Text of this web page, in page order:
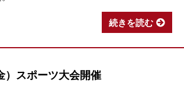
続きを読む
）スポーツ大会開催